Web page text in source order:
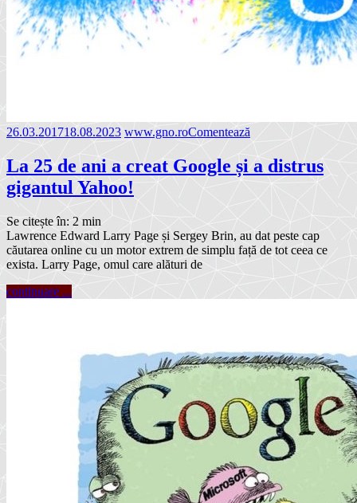
26.03.201718.08.2023 www.gno.roComentează
La 25 de ani a creat Google și a distrus
gigantul Yahoo!
Se citește în: 2 min
Lawrence Edward Larry Page și Sergey Brin, au dat peste cap
căutarea online cu un motor extrem de simplu față de tot ceea ce
exista. Larry Page, omul care alături de
continuare ...